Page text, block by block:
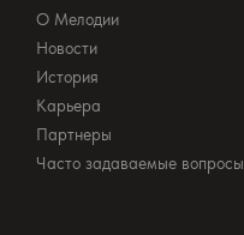
О Мелодии
Новости
История
Карьера
Партнеры
Часто задаваемые вопросы